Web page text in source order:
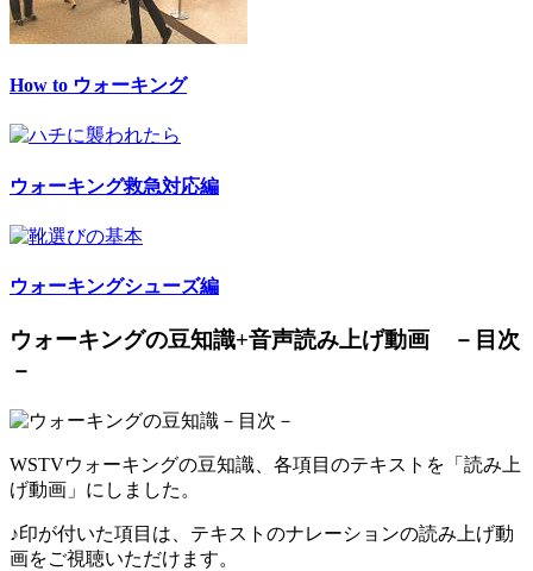
How to ウォーキング
ウォーキング救急対応編
ウォーキングシューズ編
ウォーキングの豆知識+音声読み上げ動画 －目次
－
WSTVウォーキングの豆知識、各項目のテキストを「読み上
げ動画」にしました。
♪印が付いた項目は、テキストのナレーションの読み上げ動
画をご視聴いただけます。